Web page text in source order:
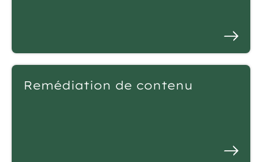
Remédiation de contenu